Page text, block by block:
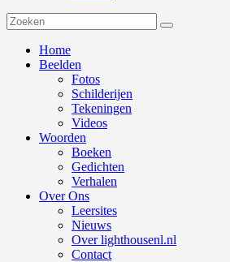
Home
Beelden
Fotos
Schilderijen
Tekeningen
Videos
Woorden
Boeken
Gedichten
Verhalen
Over Ons
Leersites
Nieuws
Over lighthousenl.nl
Contact